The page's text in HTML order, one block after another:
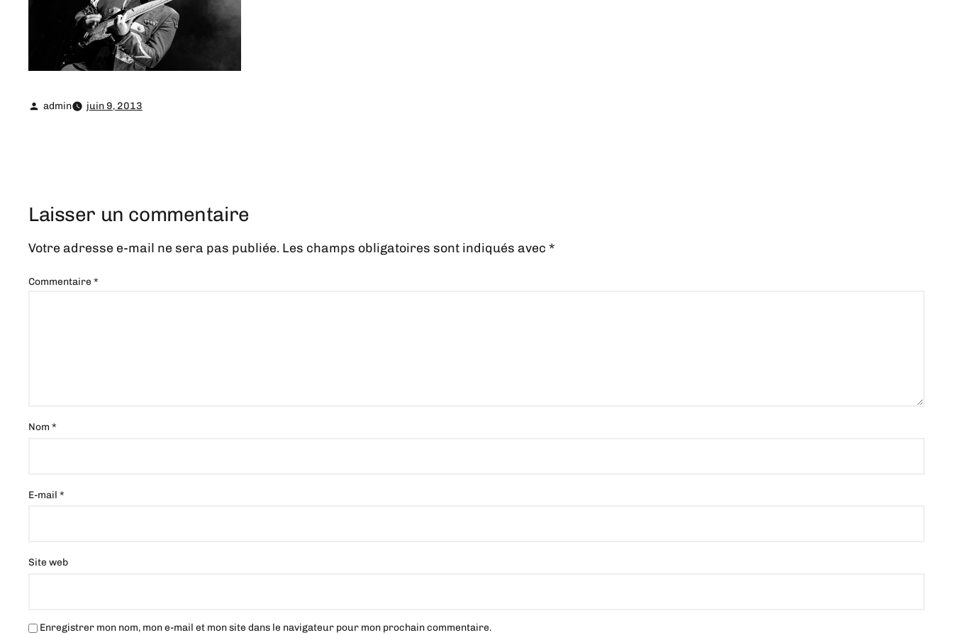
admin juin 9, 2013
Laisser un commentaire
Votre adresse e-mail ne sera pas publiée. Les champs obligatoires sont indiqués avec *
Commentaire *
Nom *
E-mail *
Site web
Enregistrer mon nom, mon e-mail et mon site dans le navigateur pour mon prochain commentaire.